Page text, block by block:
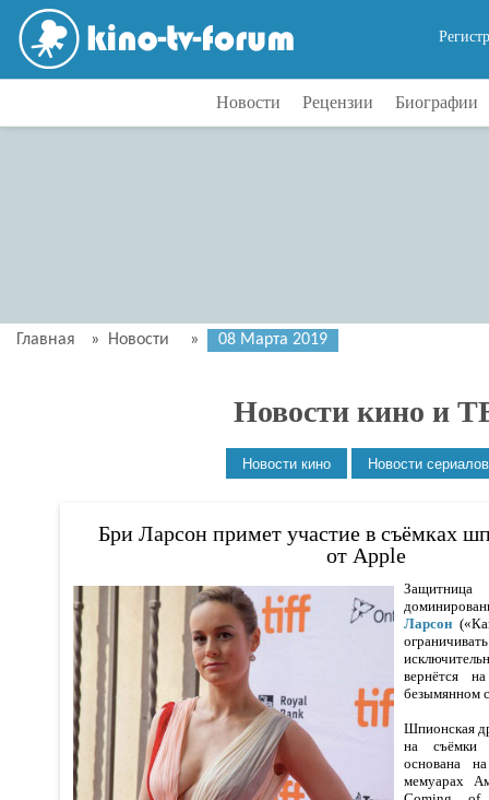
Новости Рецензии Биографии
Главная » Новости » 08 Марта 2019
Новости кино и
Бри Ларсон примет участие в съёмках
от Apple
Ларсон
вернётся
безымянном
Шпионская
на съёмки
основана
мемуарах